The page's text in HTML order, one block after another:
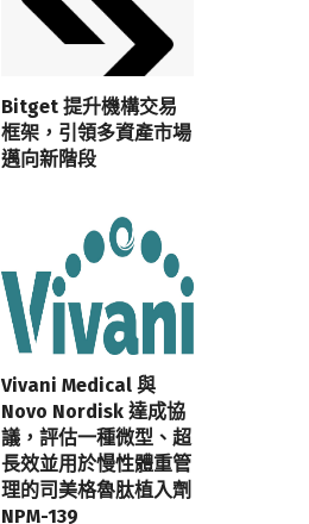
Bitget 提升機構交易
框架，引領多資產市場
邁向新階段
Vivani Medical 與
Novo Nordisk 達成協
議，評估一種微型、超
長效並用於慢性體重管
理的司美格魯肽植入劑
NPM-139